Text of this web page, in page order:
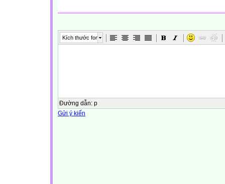
Kích thước font
Đường dẫn: p
Gửi ý kiến